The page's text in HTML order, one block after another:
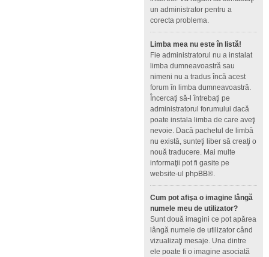
un administrator pentru a
corecta problema.
Limba mea nu este în listă!
Fie administratorul nu a instalat
limba dumneavoastră sau
nimeni nu a tradus încă acest
forum în limba dumneavoastră.
Încercaţi să-l întrebaţi pe
administratorul forumului dacă
poate instala limba de care aveţi
nevoie. Dacă pachetul de limbă
nu există, sunteţi liber să creaţi o
nouă traducere. Mai multe
informaţii pot fi gasite pe
website-ul phpBB®.
Cum pot afişa o imagine lângă
numele meu de utilizator?
Sunt două imagini ce pot apărea
lângă numele de utilizator când
vizualizaţi mesaje. Una dintre
ele poate fi o imagine asociată